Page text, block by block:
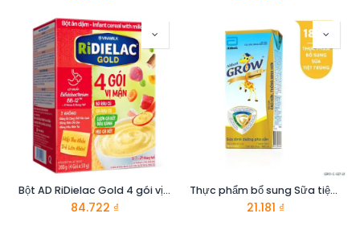
Bột AD RiDielac Gold 4 gói vị mặn 4 x 50g
84.722 ₫
Thực phẩm bổ sung Sữa tiệt trùng: Abbott Grow Gold hương vani 180ml
21.181 ₫